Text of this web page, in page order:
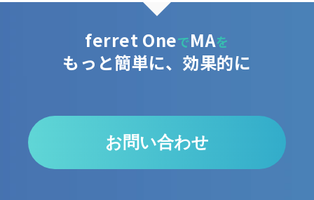
ferret OneでMAを
もっと簡単に、効果的に
お問い合わせ